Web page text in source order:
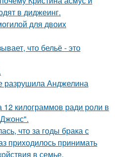
в диджеинг.
для двоих
что бельё - это
Анджелина
12 килограммов ради роли в
что за годы брака с
приходилось принимать
в семье.